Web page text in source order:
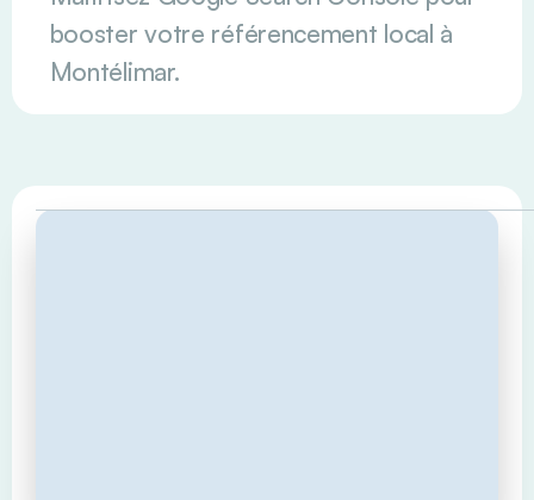
booster votre référencement local à
Montélimar.